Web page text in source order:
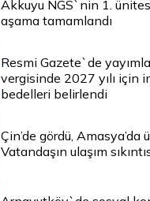
Akkuyu NGS`nin 1.
aşama tamamlandı
Resmi Gazete`de
vergisinde 2027 yılı için
bedelleri belirlendi
Çin’de gördü, Amasya’da
Vatandaşın ulaşım